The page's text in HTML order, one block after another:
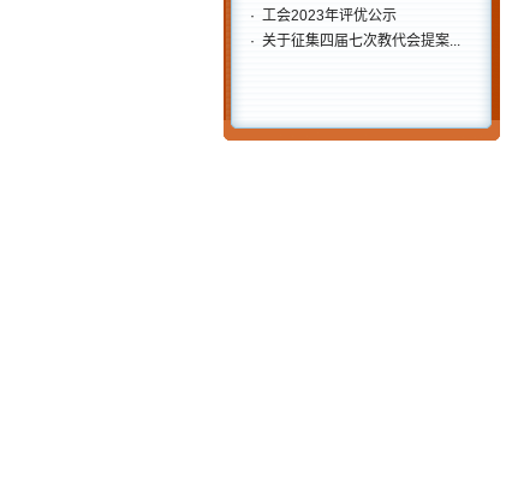
· 工会2023年评优公示
· 关于征集四届七次教代会提案...